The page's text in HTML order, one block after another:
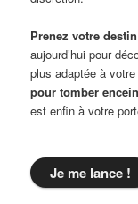
Prenez votre
aujourd’hui pour
plus adaptée à
pour tomber
est enfin à votre
Je me lance !